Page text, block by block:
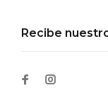
Recibe